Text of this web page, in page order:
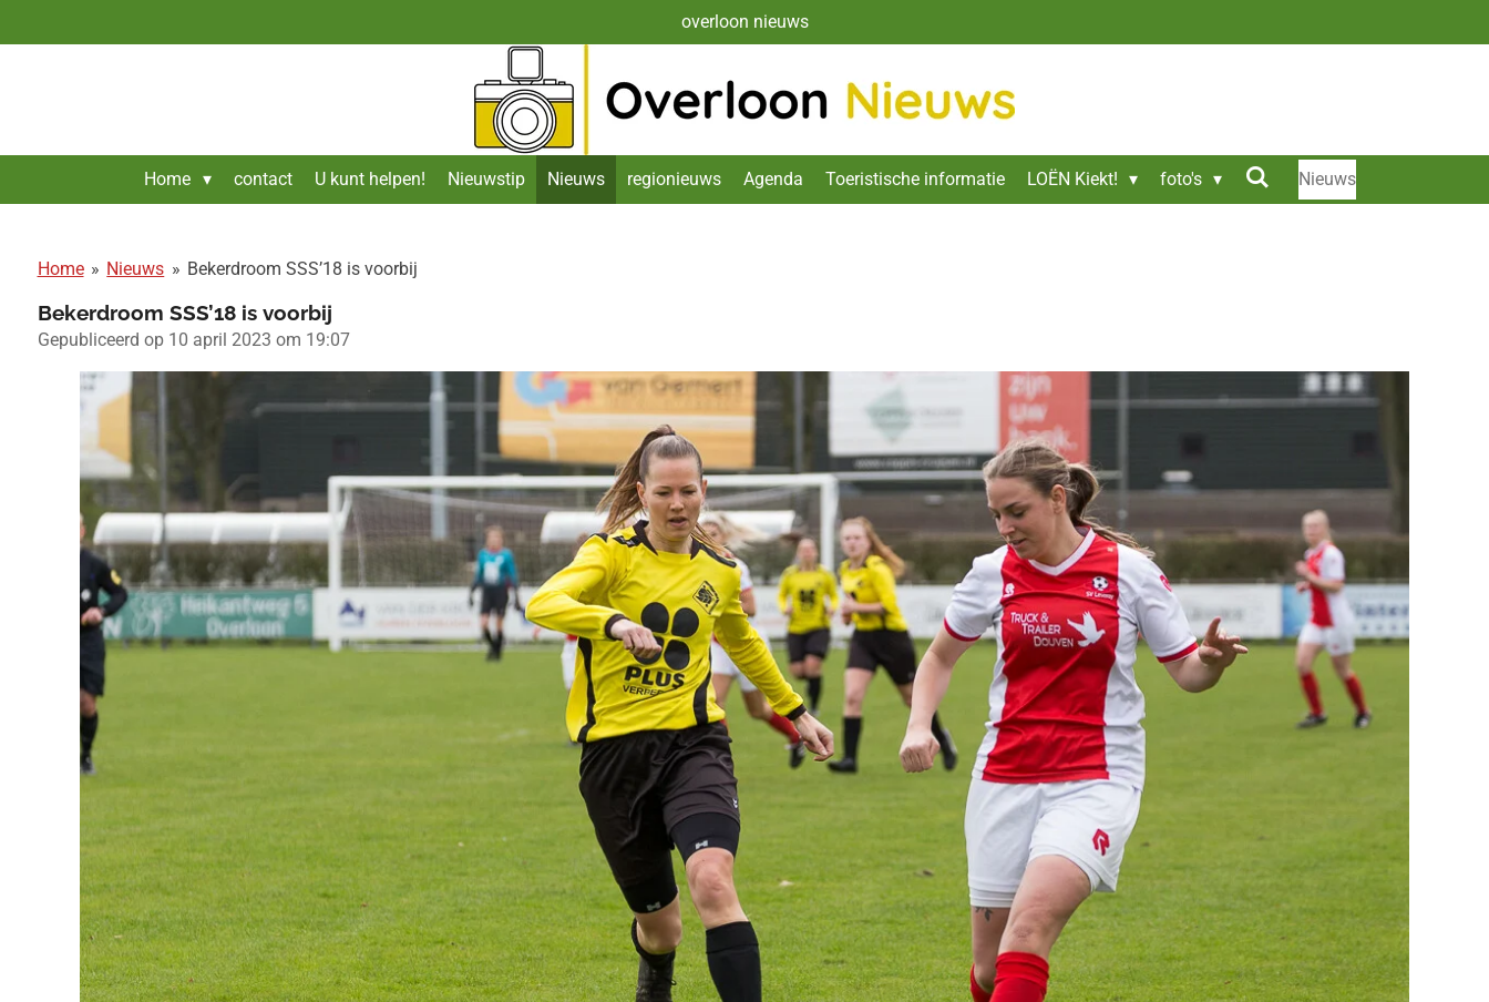
direct
overloon nieuws
Home contact U kunt helpen! Nieuwstip Nieuws regionieuws Agenda Toeristische informatie LOËN Kiekt! foto's Nieuws
Home » Nieuws » Bekerdroom SSS’18 is voorbij
Bekerdroom SSS’18 is voorbij
Gepubliceerd op 10 april 2023 om 19:07